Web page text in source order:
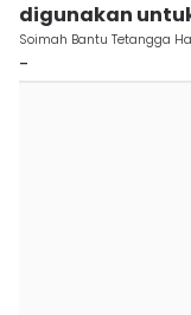
digunakan
Soimah Bantu Tetangga
-